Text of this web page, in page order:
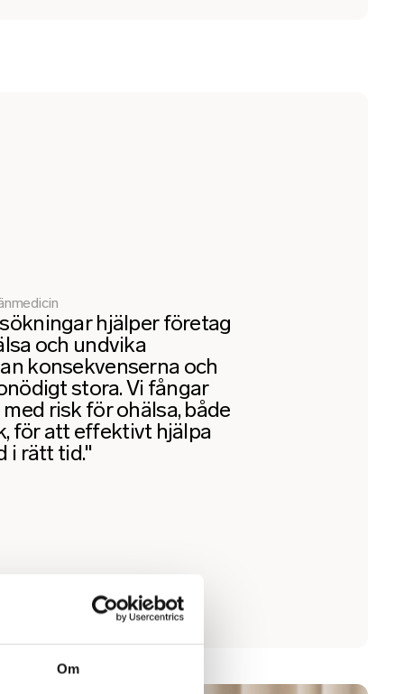
Om
hjälper företag
och undvika
konsekvenserna och
stora. Vi fångar
risk för ohälsa, både
för att effektivt hjälpa
i rätt tid."